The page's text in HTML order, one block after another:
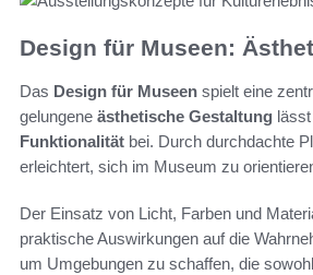
Design für Museen:
Das Design für Museen spielt eine
gelungene ästhetische Gestaltung
Funktionalität bei. Durch durchdachte
erleichtert, sich im Museum zu
Der Einsatz von Licht, Farben und
praktische Auswirkungen auf die
um Umgebungen zu schaffen, die